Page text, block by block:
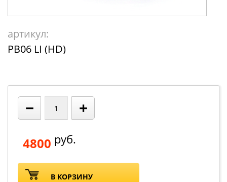
артикул:
PB06 LI (HD)
− +
4800 руб.
В КОРЗИНУ